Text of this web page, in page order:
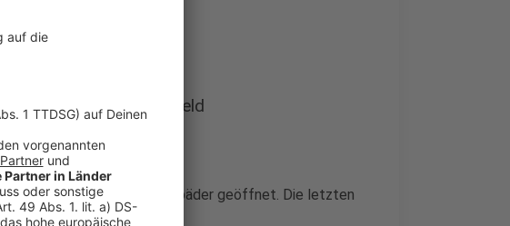
im Kreis Coesfeld
noch vier weitere Freibäder geöffnet. Die letzten
Sie hier in der Übersicht: